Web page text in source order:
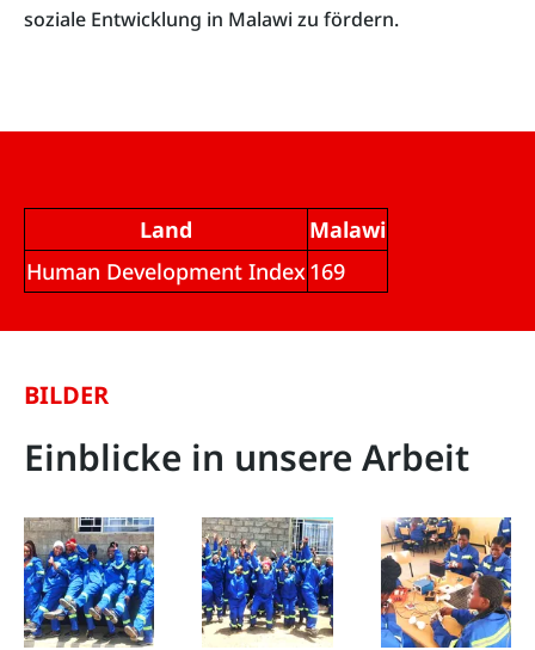
soziale Entwicklung in Malawi zu fördern.
Land
Malawi
Human Development Index 169
BILDER
Einblicke in unsere Arbeit